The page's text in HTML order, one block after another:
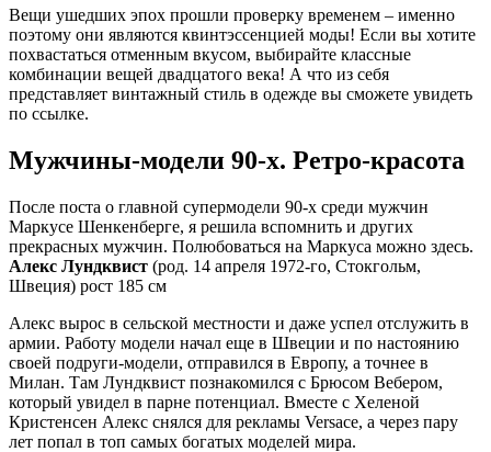
Вещи ушедших эпох прошли проверку временем – именно
поэтому они являются квинтэссенцией моды! Если вы хотите
похвастаться отменным вкусом, выбирайте классные
комбинации вещей двадцатого века! А что из себя
представляет винтажный стиль в одежде вы сможете увидеть
по ссылке.
Мужчины-модели 90-х. Ретро-красота
После поста о главной супермодели 90-х среди мужчин
Маркусе Шенкенберге, я решила вспомнить и других
прекрасных мужчин. Полюбоваться на Маркуса можно здесь.
Алекс Лундквист (род. 14 апреля 1972-го, Стокгольм,
Швеция) рост 185 см
Алекс вырос в сельской местности и даже успел отслужить в
армии. Работу модели начал еще в Швеции и по настоянию
своей подруги-модели, отправился в Европу, а точнее в
Милан. Там Лундквист познакомился с Брюсом Вебером,
который увидел в парне потенциал. Вместе с Хеленой
Кристенсен Алекс снялся для рекламы Versace, а через пару
лет попал в топ самых богатых моделей мира.